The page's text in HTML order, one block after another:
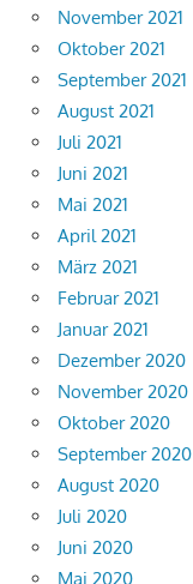
November 2021
Oktober 2021
September 2021
August 2021
Juli 2021
Juni 2021
Mai 2021
April 2021
März 2021
Februar 2021
Januar 2021
Dezember 2020
November 2020
Oktober 2020
September 2020
August 2020
Juli 2020
Juni 2020
Mai 2020